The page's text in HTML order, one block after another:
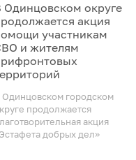
Одинцовском округе
акция
участникам
и жителям
Одинцовском городском
продолжается
акция
добрых дел»